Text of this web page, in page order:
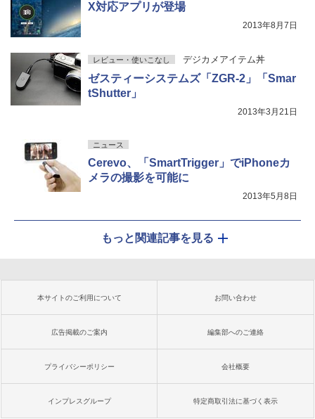
X対応アプリが登場
2013年8月7日
レビュー・使いこなし デジカメアイテム丼
ゼスティーシステムズ「ZGR-2」「Smar
tShutter」
2013年3月21日
ニュース
Cerevo、「SmartTrigger」でiPhoneカ
メラの撮影を可能に
2013年5月8日
もっと関連記事を見る
本サイトのご利用について お問い合わせ
広告掲載のご案内 編集部へのご連絡
プライバシーポリシー 会社概要
インプレスグループ 特定商取引法に基づく表示